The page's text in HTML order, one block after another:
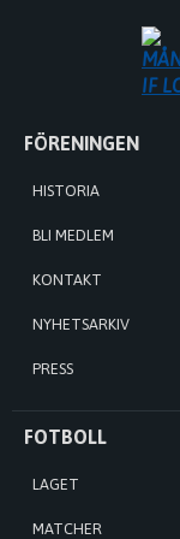
IF
HOPPA
TILL
INNEHÅLL
FÖRENINGEN
HISTORIA
BLI MEDLEM
KONTAKT
NYHETSARKIV
PRESS
FOTBOLL
LAGET
MATCHER